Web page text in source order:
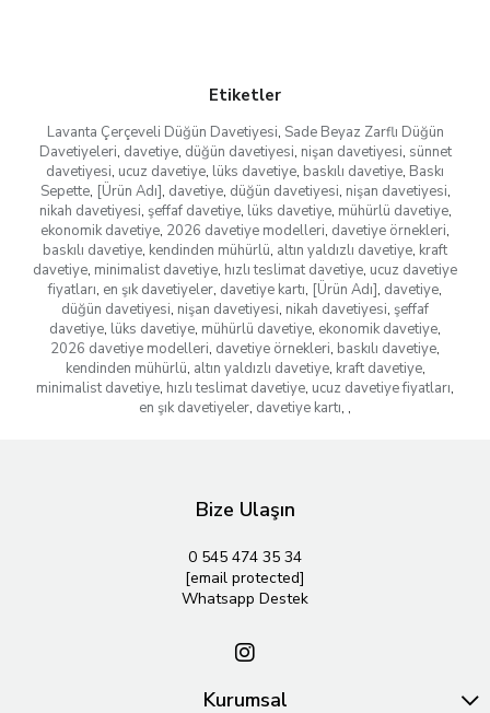
Etiketler
Lavanta Çerçeveli Düğün Davetiyesi, Sade Beyaz Zarflı Düğün
Davetiyeleri, davetiye, düğün davetiyesi, nişan davetiyesi, sünnet
davetiyesi, ucuz davetiye, lüks davetiye, baskılı davetiye, Baskı
Sepette, [Ürün Adı], davetiye, düğün davetiyesi, nişan davetiyesi,
nikah davetiyesi, şeffaf davetiye, lüks davetiye, mühürlü davetiye,
ekonomik davetiye, 2026 davetiye modelleri, davetiye örnekleri,
baskılı davetiye, kendinden mühürlü, altın yaldızlı davetiye, kraft
davetiye, minimalist davetiye, hızlı teslimat davetiye, ucuz davetiye
fiyatları, en şık davetiyeler, davetiye kartı, [Ürün Adı], davetiye,
düğün davetiyesi, nişan davetiyesi, nikah davetiyesi, şeffaf
davetiye, lüks davetiye, mühürlü davetiye, ekonomik davetiye,
2026 davetiye modelleri, davetiye örnekleri, baskılı davetiye,
kendinden mühürlü, altın yaldızlı davetiye, kraft davetiye,
minimalist davetiye, hızlı teslimat davetiye, ucuz davetiye fiyatları,
en şık davetiyeler, davetiye kartı, ,
Bize Ulaşın
0 545 474 35 34
[email protected]
Whatsapp Destek
Kurumsal